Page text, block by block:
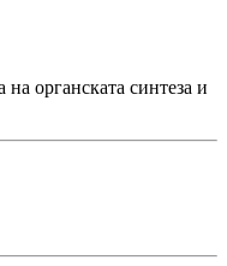
органската синтеза и